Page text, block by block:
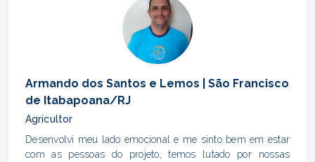
Armando dos Santos e Lemos | São Francisco
de Itabapoana/RJ
Agricultor
Desenvolvi meu lado emocional e me sinto bem em estar
com as pessoas do projeto, temos lutado por nossas